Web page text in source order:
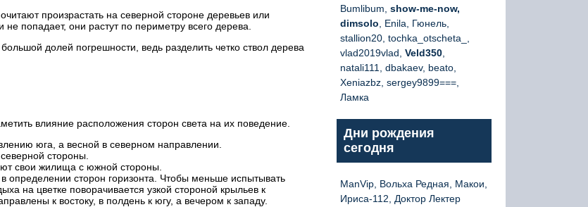
произрастать на северной стороне деревьев или
попадает, они растут по периметру всего дерева.
долей погрешности, ведь разделить четко ствол дерева
влияние расположения сторон света на их поведение.
юга, а весной в северном направлении.
стороны.
свои жилища с южной стороны.
определении сторон горизонта. Чтобы меньше испытывать
на цветке поворачивается узкой стороной крыльев к
к востоку, в полдень к югу, а вечером к западу.
Bumlibum, show-me-now,
dimsolo , Enila, Гюнель,
stallion20, tochka_otscheta_,
vlad2019vlad, Veld350
natali111, dbakaev, beato,
Xeniazbz, sergey9899===,
Ламка
Дни рождения
сегодня
ManVip, Вольха Редная, Макои,
Ириса-112, Доктор Лектер